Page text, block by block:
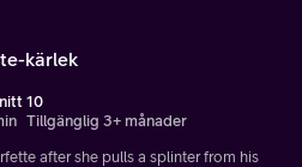
kärlek
10
Tillgänglig 3+ månader
after she pulls a splinter from his